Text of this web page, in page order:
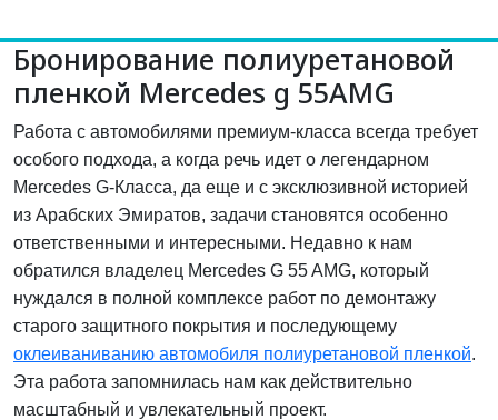
Бронирование полиуретановой
пленкой Mercedes g 55AMG
Работа с автомобилями премиум-класса всегда требует
особого подхода, а когда речь идет о легендарном
Mercedes G-Класса, да еще и с эксклюзивной историей
из Арабских Эмиратов, задачи становятся особенно
ответственными и интересными. Недавно к нам
обратился владелец Mercedes G 55 AMG, который
нуждался в полной комплексе работ по демонтажу
старого защитного покрытия и последующему
оклеиваниванию автомобиля полиуретановой пленкой.
Эта работа запомнилась нам как действительно
масштабный и увлекательный проект.